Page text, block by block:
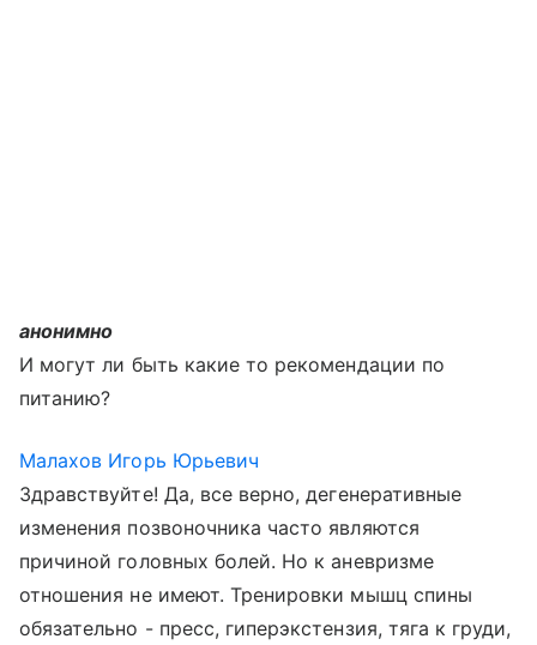
анонимно
И могут ли быть какие то рекомендации по
питанию?
Малахов Игорь Юрьевич
Здравствуйте! Да, все верно, дегенеративные
изменения позвоночника часто являются
причиной головных болей. Но к аневризме
отношения не имеют. Тренировки мышц спины
обязательно - пресс, гиперэкстензия, тяга к груди,